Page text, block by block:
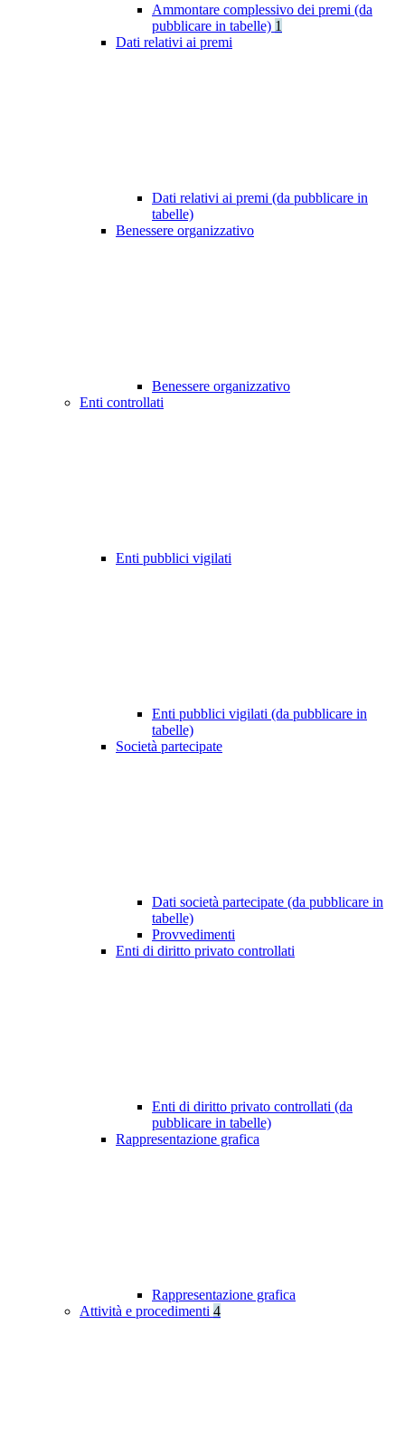
Ammontare complessivo dei premi (da
pubblicare in tabelle) 1
Dati relativi ai premi
Dati relativi ai premi (da pubblicare in
tabelle)
Benessere organizzativo
Benessere organizzativo
Enti controllati
Enti pubblici vigilati
Enti pubblici vigilati (da pubblicare in
tabelle)
Società partecipate
Dati società partecipate (da pubblicare in
tabelle)
Provvedimenti
Enti di diritto privato controllati
Enti di diritto privato controllati (da
pubblicare in tabelle)
Rappresentazione grafica
Rappresentazione grafica
Attività e procedimenti 4